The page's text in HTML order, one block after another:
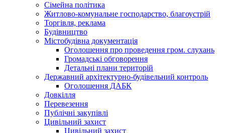
Сімейна політика
Житлово-комунальне господарство, благоустрій
Торгівля, реклама
Будівництво
Містобудівна документація
Оголошення про проведення гром. слухань
Громадські обговорення
Детальні плани територій
Державний архітектурно-будівельний контроль
Оголошення ДАБК
Довкілля
Перевезення
Публічні закупівлі
Цивільний захист
Цивільний захист